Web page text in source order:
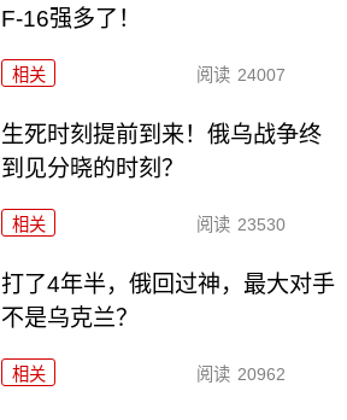
F-16强多了！
相关 阅读 24007
生死时刻提前到来！俄乌战争终
到见分晓的时刻？
相关 阅读 23530
打了4年半，俄回过神，最大对手
不是乌克兰？
相关 阅读 20962